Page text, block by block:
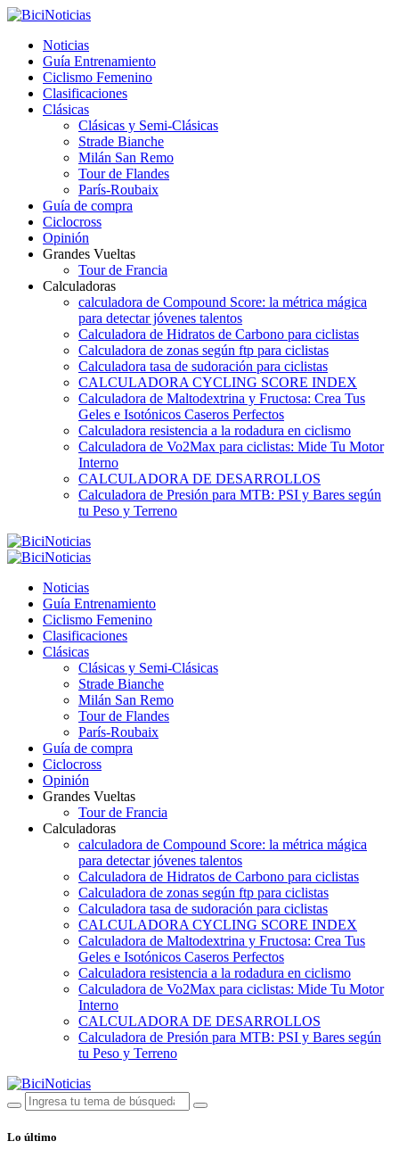
Noticias
Guía Entrenamiento
Ciclismo Femenino
Clasificaciones
Clásicas
Clásicas y Semi-Clásicas
Strade Bianche
Milán San Remo
Tour de Flandes
París-Roubaix
Guía de compra
Ciclocross
Opinión
Grandes Vueltas
Tour de Francia
Calculadoras
calculadora de Compound Score: la métrica mágica
para detectar jóvenes talentos
Calculadora de Hidratos de Carbono para ciclistas
Calculadora de zonas según ftp para ciclistas
Calculadora tasa de sudoración para ciclistas
CALCULADORA CYCLING SCORE INDEX
Calculadora de Maltodextrina y Fructosa: Crea Tus
Geles e Isotónicos Caseros Perfectos
Calculadora resistencia a la rodadura en ciclismo
Calculadora de Vo2Max para ciclistas: Mide Tu Motor
Interno
CALCULADORA DE DESARROLLOS
Calculadora de Presión para MTB: PSI y Bares según
tu Peso y Terreno
Noticias
Guía Entrenamiento
Ciclismo Femenino
Clasificaciones
Clásicas
Clásicas y Semi-Clásicas
Strade Bianche
Milán San Remo
Tour de Flandes
París-Roubaix
Guía de compra
Ciclocross
Opinión
Grandes Vueltas
Tour de Francia
Calculadoras
calculadora de Compound Score: la métrica mágica
para detectar jóvenes talentos
Calculadora de Hidratos de Carbono para ciclistas
Calculadora de zonas según ftp para ciclistas
Calculadora tasa de sudoración para ciclistas
CALCULADORA CYCLING SCORE INDEX
Calculadora de Maltodextrina y Fructosa: Crea Tus
Geles e Isotónicos Caseros Perfectos
Calculadora resistencia a la rodadura en ciclismo
Calculadora de Vo2Max para ciclistas: Mide Tu Motor
Interno
CALCULADORA DE DESARROLLOS
Calculadora de Presión para MTB: PSI y Bares según
tu Peso y Terreno
Lo último